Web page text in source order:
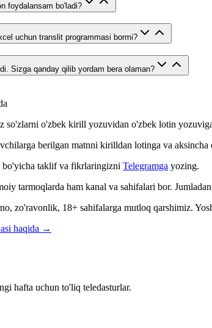
foydalansam bo'ladi?
uchun translit programmasi bormi?
Sizga qanday qilib yordam bera olaman?
so'zlarni o'zbek kirill yozuvidan o'zbek lotin
berilgan matnni kirilldan lotinga va
taklif va fikrlaringizni Telegramga yozing.
tarmoqlarda ham kanal va sahifalari bor. Jumladan
zo'ravonlik, 18+ sahifalarga mutloq qarshimiz.
haqida →
hafta uchun to'liq teledasturlar.